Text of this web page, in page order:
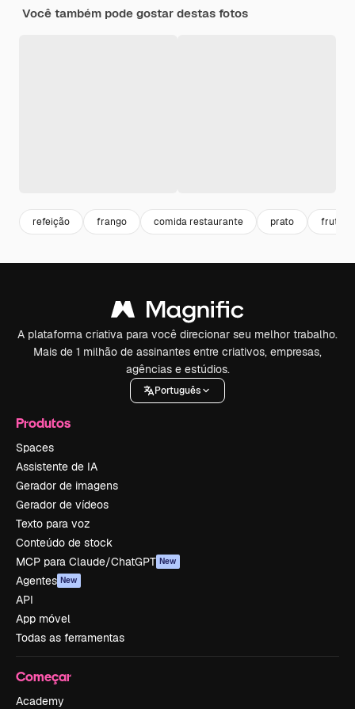
Você também pode gostar destas fotos
refeição frango comida restaurante prato frutas
A plataforma criativa para você direcionar seu melhor trabalho.
Mais de 1 milhão de assinantes entre criativos, empresas,
agências e estúdios.
Português
Produtos
Spaces
Assistente de IA
Gerador de imagens
Gerador de vídeos
Texto para voz
Conteúdo de stock
MCP para Claude/ChatGPT New
Agentes New
API
App móvel
Todas as ferramentas
Começar
Academy